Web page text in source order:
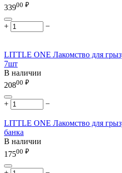
33900 ₽
+ −
LITTLE ONE Лакомство для
7шт
В наличии
20800 ₽
+ −
LITTLE ONE Лакомство для
банка
В наличии
17500 ₽